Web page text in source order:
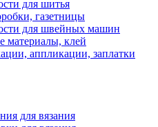
для шитья
газетницы
для швейных машин
материалы, клей
аппликации, заплатки
для вязания